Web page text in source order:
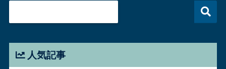
人気記事